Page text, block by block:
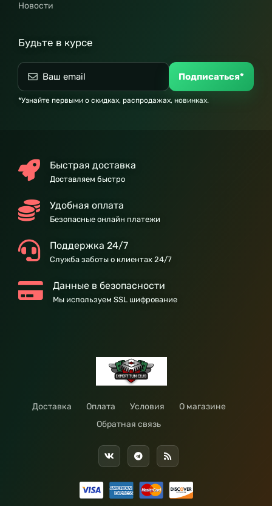
Новости
Будьте в курсе
Подписаться*
*Узнайте первыми о скидках, распродажах, новинках.
Быстрая доставка
Доставляем быстро
Удобная оплата
Безопасные онлайн платежи
Поддержка 24/7
Служба заботы о клиентах 24/7
Данные в безопасности
Мы используем SSL шифрование
Доставка Оплата Условия
О магазине
Обратная связь